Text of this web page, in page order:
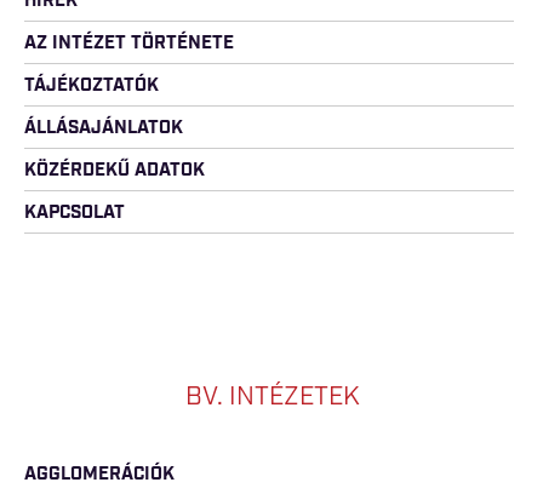
AZ INTÉZET TÖRTÉNETE
TÁJÉKOZTATÓK
ÁLLÁSAJÁNLATOK
KÖZÉRDEKŰ ADATOK
KAPCSOLAT
BV. INTÉZETEK
AGGLOMERÁCIÓK